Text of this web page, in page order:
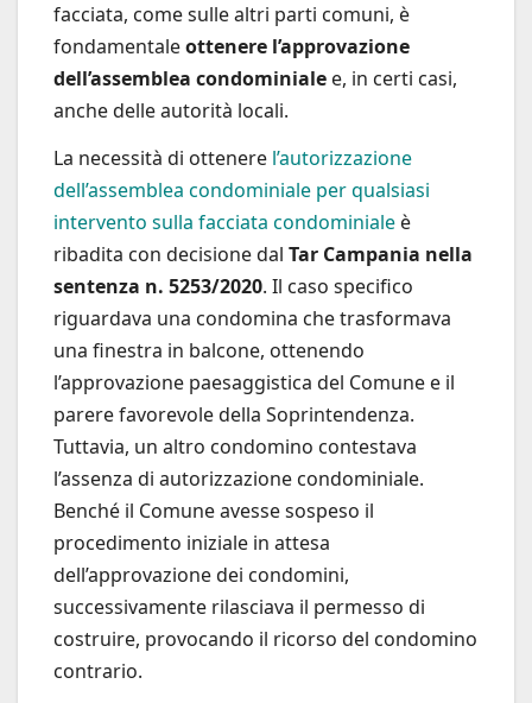
facciata, come sulle altri parti comuni, è
fondamentaleottenere l’approvazione
dell’assemblea condominiale e, in certi casi,
anche delle autorità locali.
La necessità di ottenere l’autorizzazione
dell’assemblea condominiale per qualsiasi
intervento sulla facciata condominiale è
ribadita con decisione dal Tar Campania nella
sentenza n. 5253/2020. Il caso specifico
riguardava una condomina che trasformava
una finestra in balcone, ottenendo
l’approvazione paesaggistica del Comune e il
parere favorevole della Soprintendenza.
Tuttavia, un altro condomino contestava
l’assenza di autorizzazione condominiale.
Benché il Comune avesse sospeso il
procedimento iniziale in attesa
dell’approvazione dei condomini,
successivamente rilasciava il permesso di
costruire, provocando il ricorso del condomino
contrario.